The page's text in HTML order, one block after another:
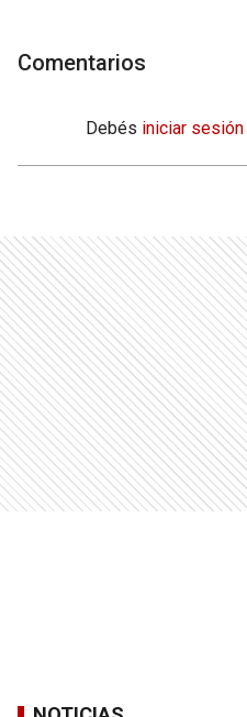
Comentarios
Debés iniciar sesión